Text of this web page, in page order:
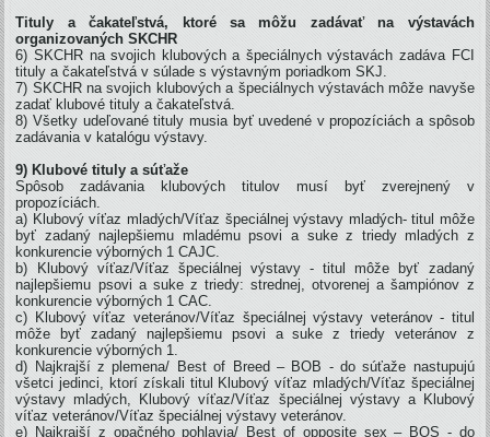
Tituly a čakateľstvá, ktoré sa môžu zadávať na výstavách
organizovaných SKCHR
6) SKCHR na svojich klubových a špeciálnych výstavách zadáva FCI
tituly a čakateľstvá v súlade s výstavným poriadkom SKJ.
7) SKCHR na svojich klubových a špeciálnych výstavách môže navyše
zadať klubové tituly a čakateľstvá.
8) Všetky udeľované tituly musia byť uvedené v propozíciách a spôsob
zadávania v katalógu výstavy.
9) Klubové tituly a súťaže
Spôsob zadávania klubových titulov musí byť zverejnený v
propozíciách.
a) Klubový víťaz mladých/Víťaz špeciálnej výstavy mladých- titul môže
byť zadaný najlepšiemu mladému psovi a suke z triedy mladých z
konkurencie výborných 1 CAJC.
b) Klubový víťaz/Víťaz špeciálnej výstavy - titul môže byť zadaný
najlepšiemu psovi a suke z triedy: strednej, otvorenej a šampiónov z
konkurencie výborných 1 CAC.
c) Klubový víťaz veteránov/Víťaz špeciálnej výstavy veteránov - titul
môže byť zadaný najlepšiemu psovi a suke z triedy veteránov z
konkurencie výborných 1.
d) Najkrajší z plemena/ Best of Breed – BOB - do súťaže nastupujú
všetci jedinci, ktorí získali titul Klubový víťaz mladých/Víťaz špeciálnej
výstavy mladých, Klubový víťaz/Víťaz špeciálnej výstavy a Klubový
víťaz veteránov/Víťaz špeciálnej výstavy veteránov.
e) Najkrajší z opačného pohlavia/ Best of opposite sex – BOS - do